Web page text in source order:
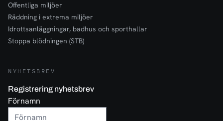
Offentliga miljöer
Räddning i extrema miljöer
Idrottsanläggningar, badhus och sporthallar
Stoppa blödningen (STB)
NYHETSBREV
Registrering nyhetsbrev
Förnamn